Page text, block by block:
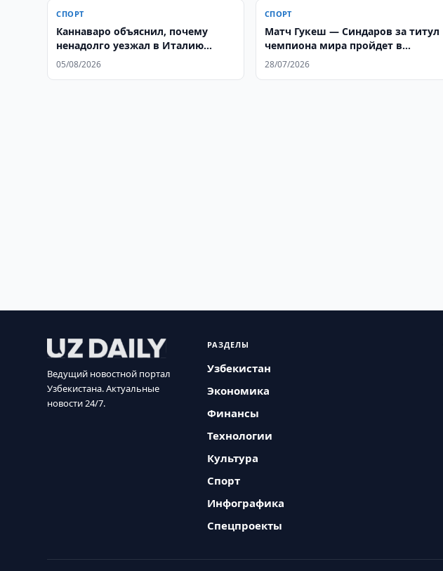
СПОРТ
Каннаваро объяснил, почему
ненадолго уезжал в Италию
после чемпионата мира
05/08/2026
СПОРТ
Матч Гукеш — Синдаров за титул
чемпиона мира пройдет в
Женеве
28/07/2026
Ведущий новостной портал
Узбекистана. Актуальные
новости 24/7.
РАЗДЕЛЫ
Узбекистан
Экономика
Финансы
Технологии
Культура
Спорт
Инфографика
Спецпроекты